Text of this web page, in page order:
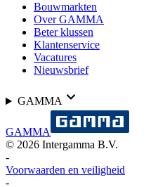
Bouwmarkten
Over GAMMA
Beter klussen
Klantenservice
Vacatures
Nieuwsbrief
GAMMA
GAMMA
© 2026 Intergamma B.V.
-
Voorwaarden en veiligheid
-